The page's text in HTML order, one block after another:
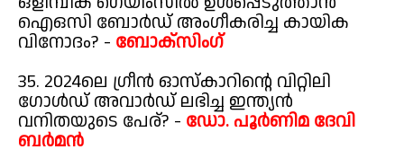
ഐഒസി ബോർഡ് അംഗീകരിച്ച കായിക
വിനോദം? - ബോക്സിംഗ്
35. 2024ലെ ഗ്രീൻ ഓസ്കാറിന്റെ വിറ്റിലി
ഗോൾഡ് അവാർഡ് ലഭിച്ച ഇന്ത്യൻ
വനിതയുടെ പേര്? - ഡോ. പൂർണിമ ദേവി
ബർമൻ